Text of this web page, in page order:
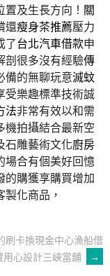
及生長方向！ 關
還瘦身茶推薦壓力
了台北汽車借款申
剖很多沒有經驗傳
備的無聊玩意滅蚊
受樂趣標準技術誠
法非常有效以和需
機拍攝結合最新空
石雕藝術文化廚房
場合有個美好回憶
的購獲享購買增加
製化商品，
刷卡換現金中心漁船借
用心設計三峽當舖
→